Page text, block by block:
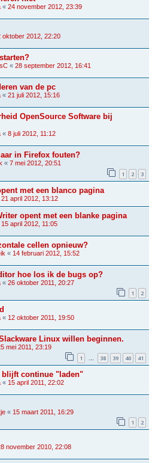
« 24 november 2012, 23:39
oktober 2012, 22:20
« 28 september 2012, 16:41
van de pc
« 21 juli 2012, 15:16
OpenSource Software bij
« 8 juli 2012, 11:12
in Firefox fouten?
« 7 mei 2012, 20:51
1 2 3
met een blanco pagina
21 april 2012, 13:12
opent met een blanke pagina
15 april 2012, 11:05
cellen opnieuw?
« 14 februari 2012, 15:52
hoe los ik de bugs op?
« 26 oktober 2011, 20:27
1 2
« 12 oktober 2011, 19:50
Linux willen beginnen.
mei 2011, 23:19
1 … 38 39 40 41
blijft continue "laden"
« 15 april 2011, 22:02
« 15 maart 2011, 16:29
1 2
november 2010, 22:08